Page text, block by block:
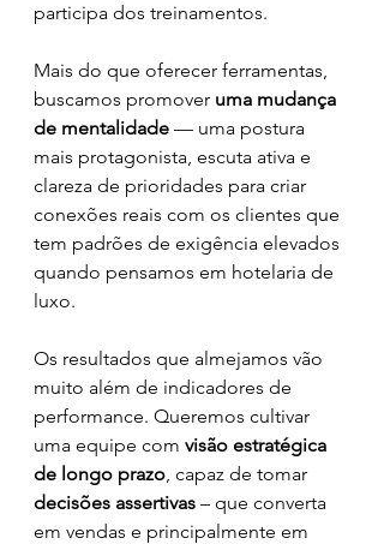
participa dos treinamentos.
Mais do que oferecer ferramentas,
buscamos promover uma mudança
de mentalidade — uma postura
mais protagonista, escuta ativa e
clareza de prioridades para criar
conexões reais com os clientes que
tem padrões de exigência elevados
quando pensamos em hotelaria de
luxo.
Os resultados que almejamos vão
muito além de indicadores de
performance. Queremos cultivar
uma equipe com visão estratégica
de longo prazo, capaz de tomar
decisões assertivas – que converta
em vendas e principalmente em